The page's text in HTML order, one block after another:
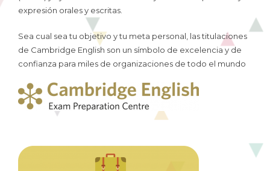
expresión orales y escritas.
Sea cual sea tu objetivo y tu meta personal, las titulaciones
de Cambridge English son un símbolo de excelencia y de
confianza para miles de organizaciones de todo el mundo